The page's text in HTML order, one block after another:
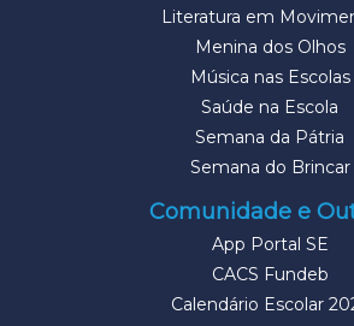
Literatura em
Menina dos Olhos
Música nas Escolas
Saúde na Escola
Semana da Pátria
Semana do Brincar
Comunidade e
App Portal SE
CACS Fundeb
Calendário Escolar